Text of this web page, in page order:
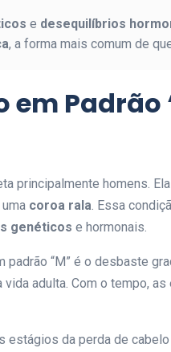
e desequilíbrios
, a forma mais comum de
em Padrão
principalmente homens.
coroa rala . Essa
genéticos e hormonais.
“M” é o desbaste
adulta. Com o tempo,
estágios da perda de